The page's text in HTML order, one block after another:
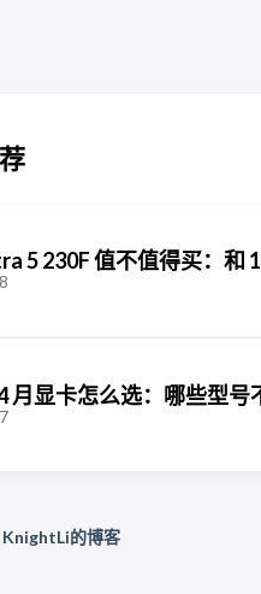
5 230F 值不值得买：和
月显卡怎么选：哪些型
的博客